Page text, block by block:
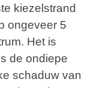
kiezelstrand
ongeveer 5
Het is
de ondiepe
schaduw van